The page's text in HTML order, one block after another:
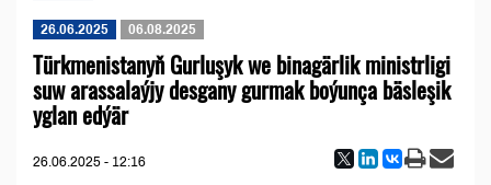
26.06.2025 06.08.2025
Türkmenistanyň Gurluşyk we binagärlik ministrligi
suw arassalaýjy desgany gurmak boýunça bäsleşik
yglan edýär
26.06.2025 - 12:16